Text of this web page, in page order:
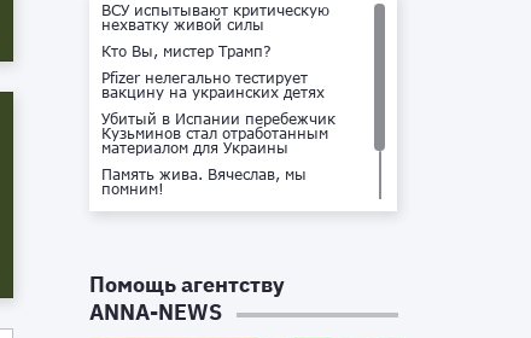
ВСУ испытывают критическую
нехватку живой силы
Кто Вы, мистер Трамп?
Pfizer нелегально тестирует
вакцину на украинских детях
Убитый в Испании перебежчик
Кузьминов стал отработанным
материалом для Украины
Память жива. Вячеслав, мы
помним!
Не доставайся ты никому!
Помощь агентству
ANNA-NEWS